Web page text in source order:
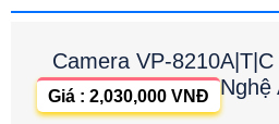
Camera VP-
Nghệ
Giá : 2,030,000 VNĐ